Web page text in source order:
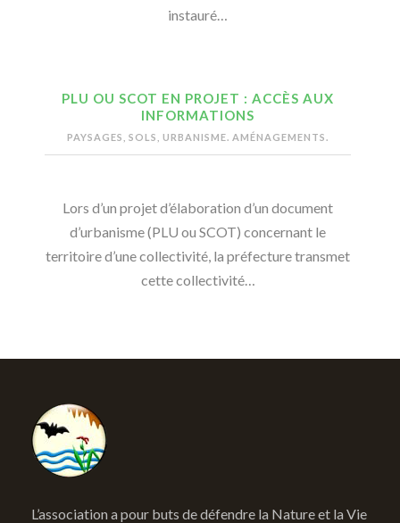
instauré…
PLU OU SCOT EN PROJET : ACCÈS AUX
INFORMATIONS
PAYSAGES, SOLS, URBANISME. AMÉNAGEMENTS.
Lors d’un projet d’élaboration d’un document
d’urbanisme (PLU ou SCOT) concernant le
territoire d’une collectivité, la préfecture transmet
cette collectivité…
L’association a pour buts de défendre la Nature et la Vie